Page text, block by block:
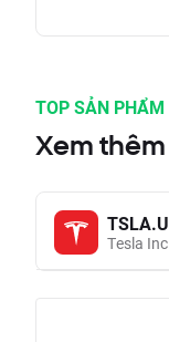
TOP SẢN PHẨM
Xem
Tesla Inc